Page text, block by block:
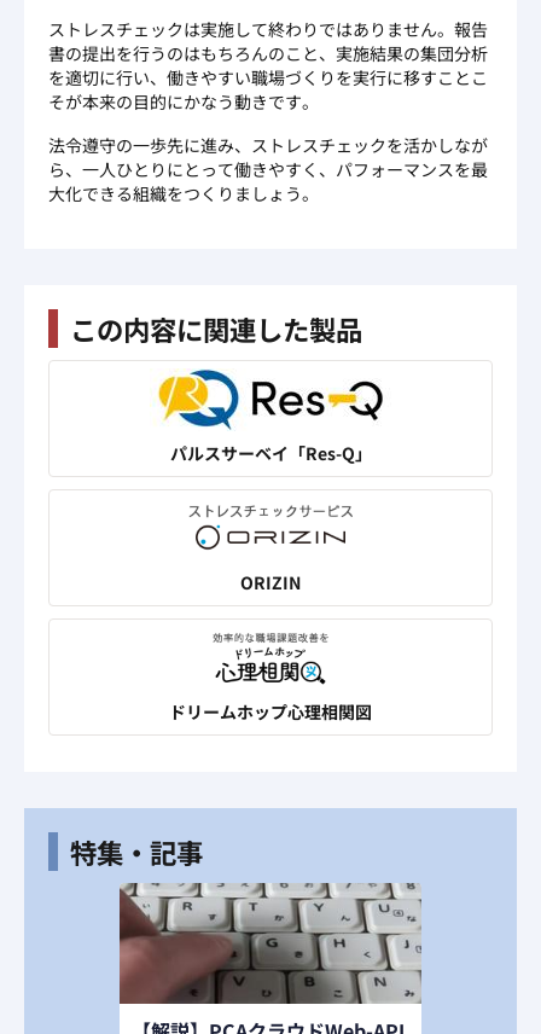
ストレスチェックは実施して終わりではありません。報告
書の提出を行うのはもちろんのこと、実施結果の集団分析
を適切に行い、働きやすい職場づくりを実行に移すことこ
そが本来の目的にかなう動きです。
法令遵守の一歩先に進み、ストレスチェックを活かしなが
ら、一人ひとりにとって働きやすく、パフォーマンスを最
大化できる組織をつくりましょう。
この内容に関連した製品
パルスサーベイ「Res-Q」
ORIZIN
ドリームホップ心理相関図
特集・記事